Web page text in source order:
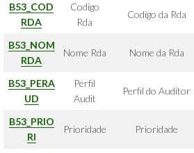
B53_COD
RDA
Codigo
Rda
Codigo da Rda
B53_NOM
RDA
Nome Rda Nome da Rda
B53_PERA
UD
Perfil
Audit
Perfil do Auditor
B53_PRIO
RI
Prioridade Prioridade